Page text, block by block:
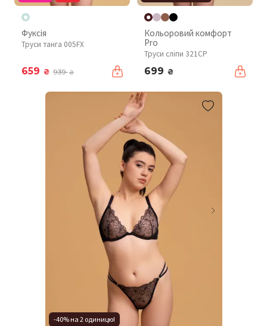
Фуксія
Труси танга 005FX
659 ₴ 939₴
Кольоровий комфорт
Pro
Труси сліпи 321CP
699 ₴
-40% на 2 одиницю!